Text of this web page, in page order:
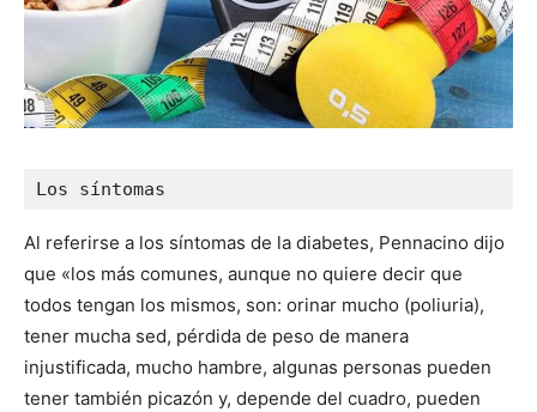
Los síntomas
Al referirse a los síntomas de la diabetes, Pennacino dijo
que «los más comunes, aunque no quiere decir que
todos tengan los mismos, son: orinar mucho (poliuria),
tener mucha sed, pérdida de peso de manera
injustificada, mucho hambre, algunas personas pueden
tener también picazón y, depende del cuadro, pueden